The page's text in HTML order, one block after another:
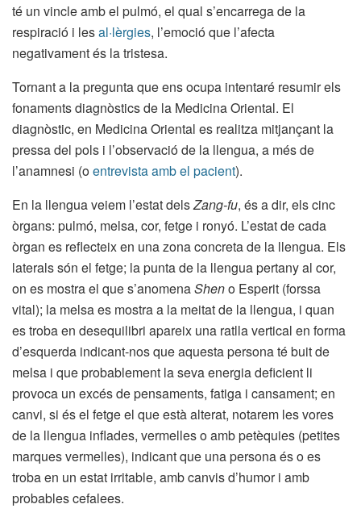
té un vincle amb el pulmó, el qual s’encarrega de la
respiració i lesal·lèrgies, l’emoció que l’afecta
negativament és la tristesa.
Tornant a la pregunta que ens ocupa intentaré resumir els
fonaments diagnòstics de la Medicina Oriental. El
diagnòstic, en Medicina Oriental es realitza mitjançant la
pressa del pols i l’observació de la llengua, a més de
l’anamnesi (oentrevista amb el pacient).
En la llengua veiem l’estat delsZang-fu, és a dir, els cinc
òrgans: pulmó, melsa, cor, fetge i ronyó. L’estat de cada
òrgan es reflecteix en una zona concreta de la llengua. Els
laterals són el fetge; la punta de la llengua pertany al cor,
on es mostra el que s’anomenaSheno Esperit (forssa
vital); la melsa es mostra a la meitat de la llengua, i quan
es troba en desequilibri apareix una ratlla vertical en forma
d’esquerda indicant-nos que aquesta persona té buit de
melsa i que probablement la seva energia deficient li
provoca un excés de pensaments, fatiga i cansament; en
canvi, si és el fetge el que està alterat, notarem les vores
de la llengua inflades, vermelles o amb petèquies (petites
marques vermelles), indicant que una persona és o es
troba en un estat irritable, amb canvis d’humor i amb
probables cefalees.